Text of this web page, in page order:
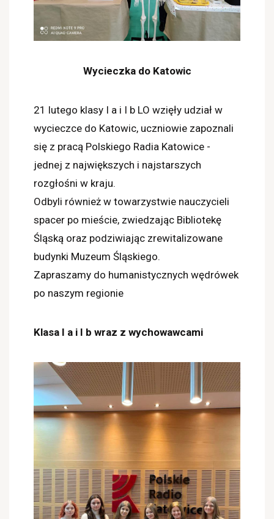
Wycieczka do Katowic
21 lutego klasy I a i I b LO wzięły udział w
wycieczce do Katowic, uczniowie zapoznali
się z pracą Polskiego Radia Katowice -
jednej z największych i najstarszych
rozgłośni w kraju.
Odbyli również w towarzystwie nauczycieli
spacer po mieście, zwiedzając Bibliotekę
Śląską oraz podziwiając zrewitalizowane
budynki Muzeum Śląskiego.
Zapraszamy do humanistycznych wędrówek
po naszym regionie
Klasa I a i I b wraz z wychowawcami